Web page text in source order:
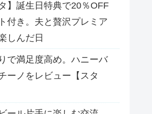
】誕生日特典で20％OFF
付き。夫と贅沢プレミア
しんだ日
で満足度高め。ハニーバ
ーノをレビュー【スタ